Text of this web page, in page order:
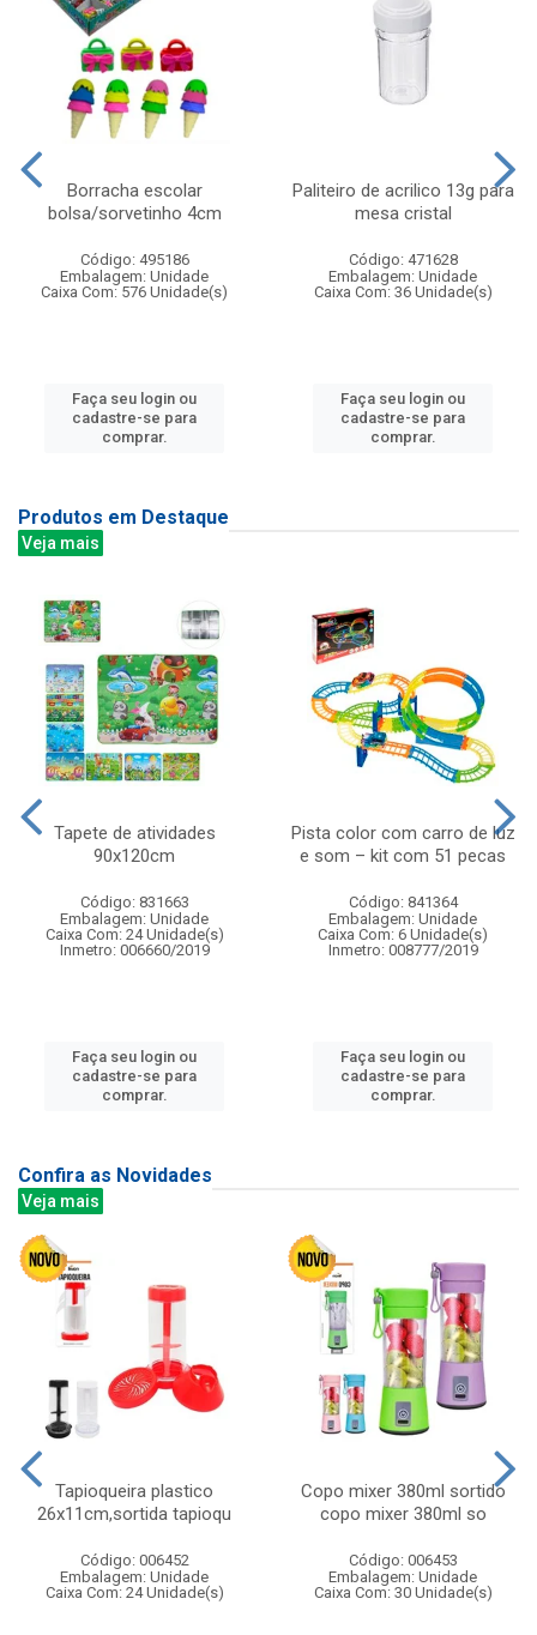
Borracha escolar
bolsa/sorvetinho 4cm
Código: 495186
Embalagem: Unidade
Caixa Com: 576 Unidade(s)
Faça seu login ou
cadastre-se para
comprar.
Paliteiro de acrilico 13g para
mesa cristal
Código: 471628
Embalagem: Unidade
Caixa Com: 36 Unidade(s)
Faça seu login ou
cadastre-se para
comprar.
Produtos em Destaque
Veja mais
Tapete de atividades
90x120cm
Código: 831663
Embalagem: Unidade
Caixa Com: 24 Unidade(s)
Inmetro: 006660/2019
Faça seu login ou
cadastre-se para
comprar.
Pista color com carro de luz
e som – kit com 51 pecas
Código: 841364
Embalagem: Unidade
Caixa Com: 6 Unidade(s)
Inmetro: 008777/2019
Faça seu login ou
cadastre-se para
comprar.
Confira as Novidades
Veja mais
Tapioqueira plastico
26x11cm,sortida tapioqu
Código: 006452
Embalagem: Unidade
Caixa Com: 24 Unidade(s)
Copo mixer 380ml sortido
copo mixer 380ml so
Código: 006453
Embalagem: Unidade
Caixa Com: 30 Unidade(s)